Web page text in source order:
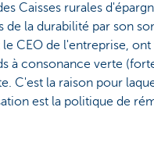
Caisses rurales
de la durabilité par son
CEO de l'entreprise,
à consonance verte
C'est la raison pour
est la politique de